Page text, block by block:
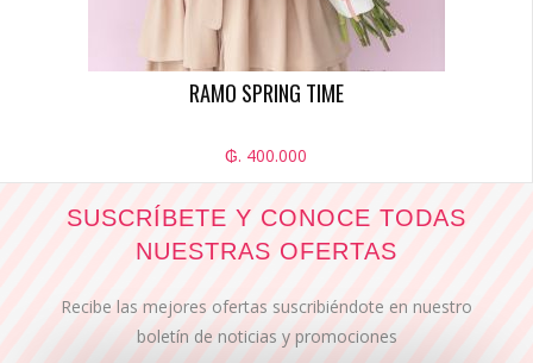
RAMO SPRING TIME
₲. 400.000
SUSCRÍBETE Y CONOCE TODAS
NUESTRAS OFERTAS
Recibe las mejores ofertas suscribiéndote en nuestro
boletín de noticias y promociones